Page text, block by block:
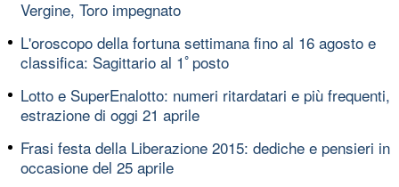
Vergine, Toro impegnato
L'oroscopo della fortuna settimana fino al 16 agosto e
classifica: Sagittario al 1ﾟposto
Lotto e SuperEnalotto: numeri ritardatari e più frequenti,
estrazione di oggi 21 aprile
Frasi festa della Liberazione 2015: dediche e pensieri in
occasione del 25 aprile